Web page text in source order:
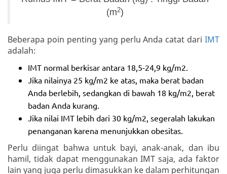
(m2)
Beberapa poin penting yang perlu Anda catat dari IMT
adalah:
IMT normal berkisar antara 18,5-24,9 kg/m2.
Jika nilainya 25 kg/m2 ke atas, maka berat badan
Anda berlebih, sedangkan di bawah 18 kg/m2, berat
badan Anda kurang.
Jika nilai IMT lebih dari 30 kg/m2, segeralah lakukan
penanganan karena menunjukkan obesitas.
Perlu diingat bahwa untuk bayi, anak-anak, dan ibu
hamil, tidak dapat menggunakan IMT saja, ada faktor
lain yang juga perlu dimasukkan ke dalam perhitungan